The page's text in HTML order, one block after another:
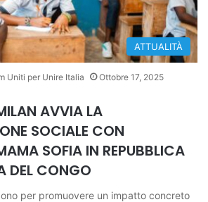
ATTUALITÀ
Uniti per Unire Italia
Ottobre 17, 2025
AVVIA LA
SOCIALE CON
SOFIA IN REPUBBLICA
DEL CONGO
per promuovere un impatto concreto